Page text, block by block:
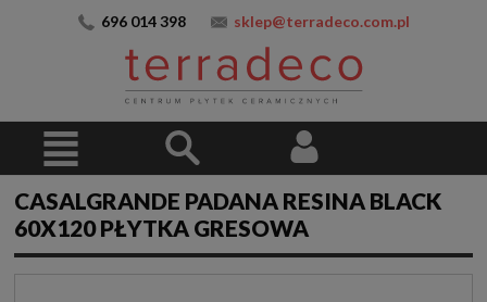
696 014 398 sklep@terradeco.com.pl
CASALGRANDE PADANA RESINA BLACK
60X120 PŁYTKA GRESOWA